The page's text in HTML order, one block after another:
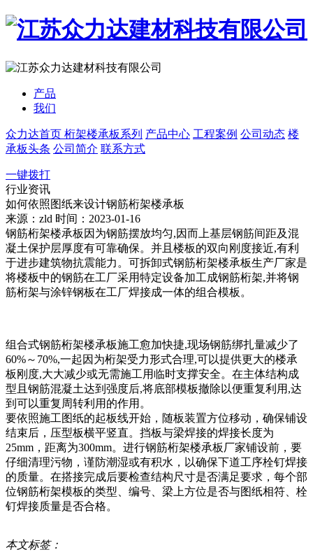
产品
我们
众力达首页 桁架楼承板系列 产品中心 工程案例 公司动态 楼
承板头条 公司简介 联系方式
一键拨打
行业资讯
如何依照图纸来设计钢筋桁架楼承板
来源：zld 时间：2023-01-16
钢筋桁架楼承板因为钢筋摆放均匀,因而上基层钢筋间距及混
凝土保护层厚度有可靠确保。并且楼板的双向刚度接近,有利
于进步建筑物抗震能力。可拆卸式钢筋桁架楼承板生产厂家是
将楼板中的钢筋在工厂采用特定设备加工成钢筋桁架,并将钢
筋桁架与涂锌钢板在工厂焊接成一体的组合模板。
组合式钢筋桁架楼承板施工愈加快捷,现场钢筋绑扎量减少了
60%～70%,一起因为桁架受力形式合理,可以提供更大的楼承
板刚度,大大减少或无需施工用临时支撑安全。在主体结构成
型且钢筋混凝土达到强度后,将底部模板撤除以便重复利用,达
到可以重复周转利用的作用。
要依照施工图纸的起板线开始，随板装置方位移动，确保铺设
结束后，压型板横平竖直。挡板与梁焊接的焊接长度为
25mm，距离为300mm。进行钢筋桁架楼承板厂家铺设前，要
仔细清理污物，谨防潮湿或有积水，以确保下道工序栓钉焊接
的质量。在搭接完成后要检查结构尺寸是否满足要求，每个部
位钢筋桁架模板的类型、编号、梁上方位是否与图纸相符、栓
钉焊接质量是否合格。
本文标签：